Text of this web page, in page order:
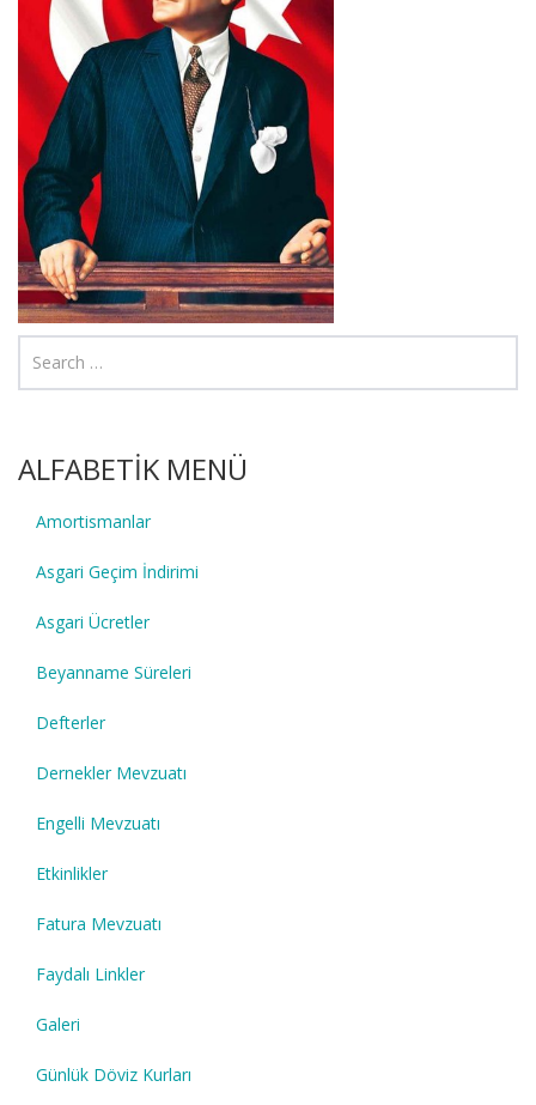
ALFABETİK MENÜ
Amortismanlar
Asgari Geçim İndirimi
Asgari Ücretler
Beyanname Süreleri
Defterler
Dernekler Mevzuatı
Engelli Mevzuatı
Etkinlikler
Fatura Mevzuatı
Faydalı Linkler
Galeri
Günlük Döviz Kurları